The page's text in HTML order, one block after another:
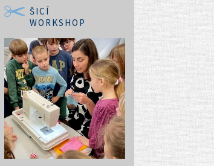
ŠICÍ
WORKSHOP